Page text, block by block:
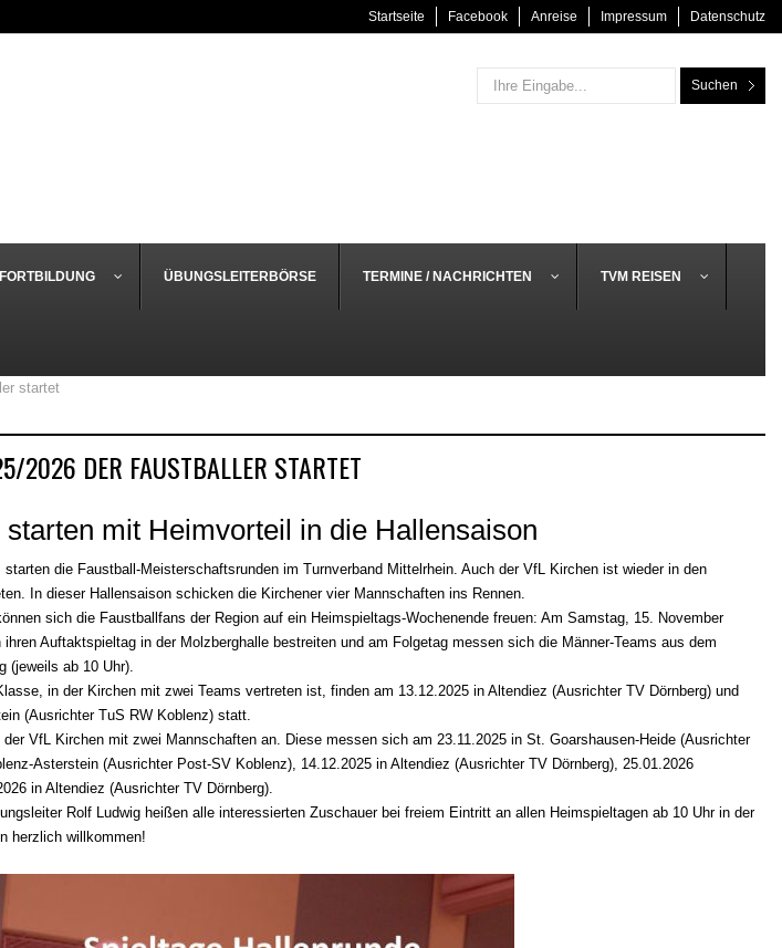
Startseite Facebook Anreise Impressum Datenschutz
Suchen
ÜBUNGSLEITERBÖRSE TERMINE / NACHRICHTEN TVM REISEN
startet
2026 DER FAUSTBALLER STARTET
mit Heimvorteil in die Hallensaison
starten die Faustball-Meisterschaftsrunden im Turnverband Mittelrhein. Auch der VfL Kirchen ist wieder in den
In dieser Hallensaison schicken die Kirchener vier Mannschaften ins Rennen.
sich die Faustballfans der Region auf ein Heimspieltags-Wochenende freuen: Am Samstag, 15. November
Auftaktspieltag in der Molzberghalle bestreiten und am Folgetag messen sich die Männer-Teams aus dem
(jeweils ab 10 Uhr).
in der Kirchen mit zwei Teams vertreten ist, finden am 13.12.2025 in Altendiez (Ausrichter TV Dörnberg) und
(Ausrichter TuS RW Koblenz) statt.
VfL Kirchen mit zwei Mannschaften an. Diese messen sich am 23.11.2025 in St. Goarshausen-Heide (Ausrichter
Asterstein (Ausrichter Post-SV Koblenz), 14.12.2025 in Altendiez (Ausrichter TV Dörnberg), 25.01.2026
in Altendiez (Ausrichter TV Dörnberg).
Rolf Ludwig heißen alle interessierten Zuschauer bei freiem Eintritt an allen Heimspieltagen ab 10 Uhr in der
herzlich willkommen!